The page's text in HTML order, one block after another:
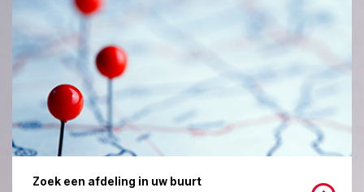
Zoek een afdeling in uw buurt